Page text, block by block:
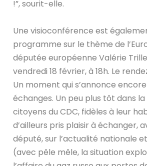
!”, sourit-elle.
Une visioconférence est
programme sur le thème de
députée européenne Valérie
vendredi 18 février, à 18h. Le
Un moment qui s’annonce
échanges. Un peu plus tôt dans la
citoyens du CDC, fidèles à leur
d’ailleurs pris plaisir à échanger,
député, sur l’actualité nationale
(avec pêle mêle, la situation